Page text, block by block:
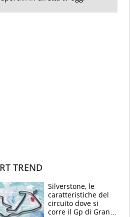
TREND
Silverstone, le
caratteristiche del
circuito dove si
corre il Gp di Gran